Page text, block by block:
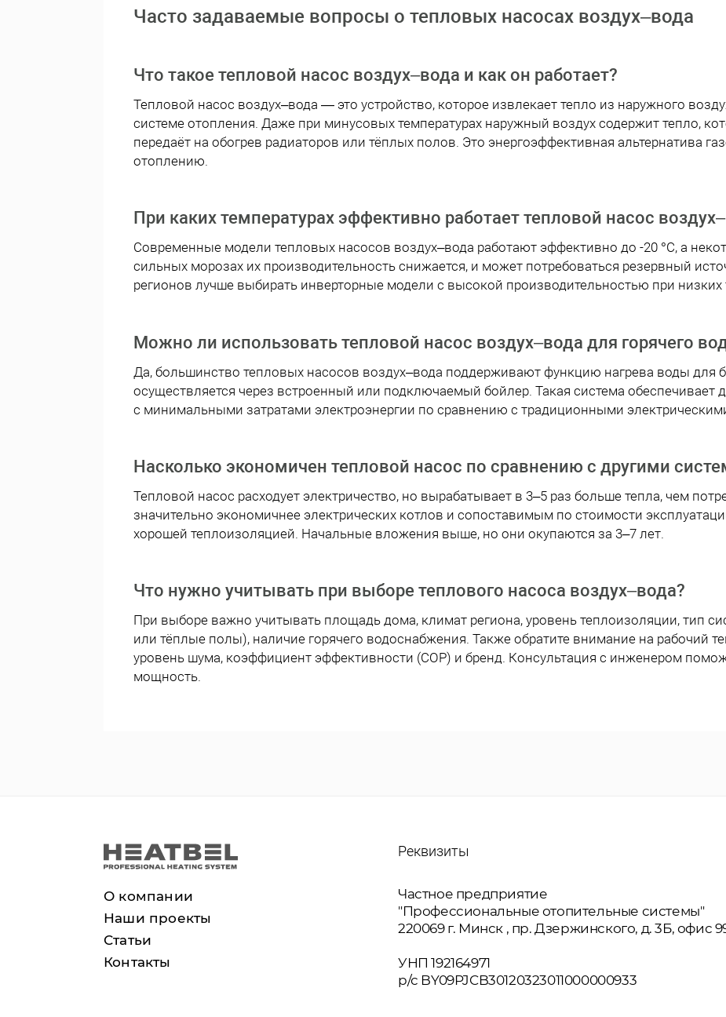
Часто задаваемые вопросы о тепловых насосах воздух–вода
Что такое тепловой насос воздух–вода и как он работает?
Тепловой насос воздух–вода — это устройство, которое извлекает тепло из наружного
системе отопления. Даже при минусовых температурах наружный воздух содержит тепло,
передаёт на обогрев радиаторов или тёплых полов. Это энергоэффективная альтернатива
отоплению.
При каких температурах эффективно работает тепловой насос
Современные модели тепловых насосов воздух–вода работают эффективно до -20 °C, а
сильных морозах их производительность снижается, и может потребоваться резервный
регионов лучше выбирать инверторные модели с высокой производительностью при низких
Можно ли использовать тепловой насос воздух–вода для горячего
Да, большинство тепловых насосов воздух–вода поддерживают функцию нагрева воды для
осуществляется через встроенный или подключаемый бойлер. Такая система обеспечивает
с минимальными затратами электроэнергии по сравнению с традиционными
Насколько экономичен тепловой насос по сравнению с другими
Тепловой насос расходует электричество, но вырабатывает в 3–5 раз больше тепла, чем
значительно экономичнее электрических котлов и сопоставимым по стоимости
хорошей теплоизоляцией. Начальные вложения выше, но они окупаются за 3–7 лет.
Что нужно учитывать при выборе теплового насоса воздух–вода?
При выборе важно учитывать площадь дома, климат региона, уровень теплоизоляции, тип
или тёплые полы), наличие горячего водоснабжения. Также обратите внимание на рабочий
уровень шума, коэффициент эффективности (COP) и бренд. Консультация с инженером
мощность.
О компании
Наши проекты
Статьи
Контакты
Реквизиты
Частное предприятие
"Профессиональные отопительные системы"
220069 г. Минск , пр. Дзержинского, д. 3Б, офис
УНП 192164971
р/с BY09PJCB30120323011000000933